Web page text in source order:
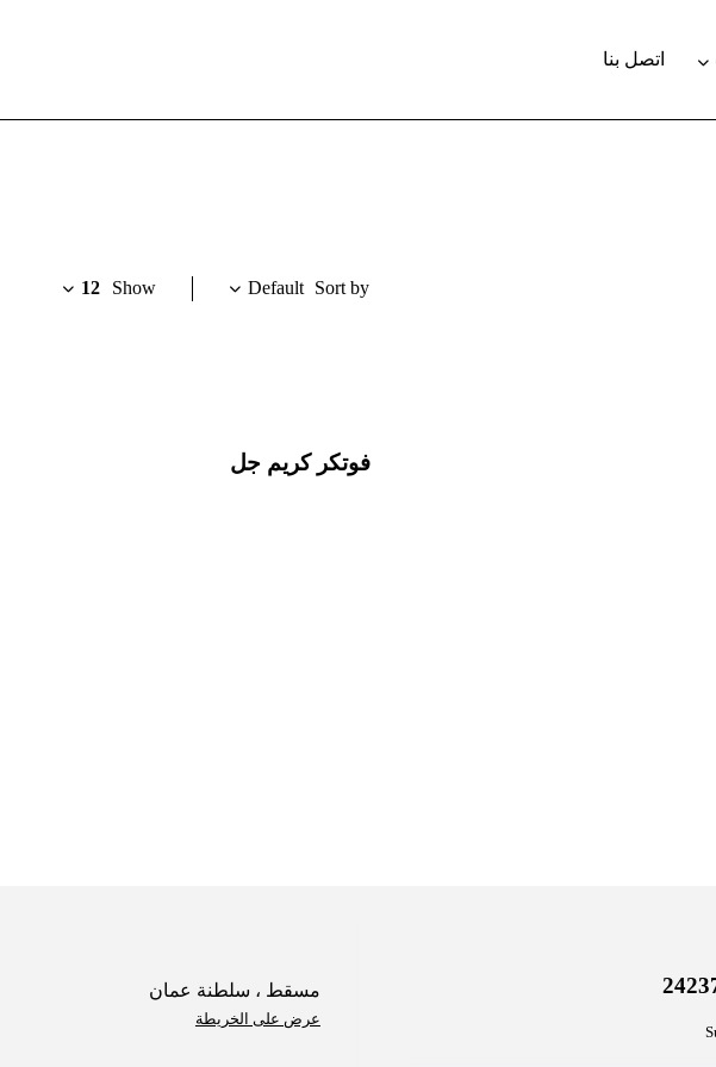
اتصل بنا
Sort by
Default
Show
12
فوتكر كريم جل
مسقط ، سلطنة عمان
عرض على الخريطة